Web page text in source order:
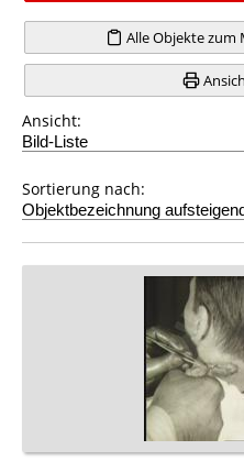
Alle Objekte zum
Ansicht:
Sortierung nach: